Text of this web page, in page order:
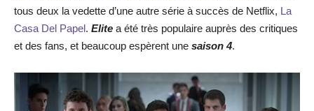
tous deux la vedette d’une autre série à succès de Netflix, La
Casa Del Papel. Elite a été très populaire auprès des critiques
et des fans, et beaucoup espèrent une saison 4.